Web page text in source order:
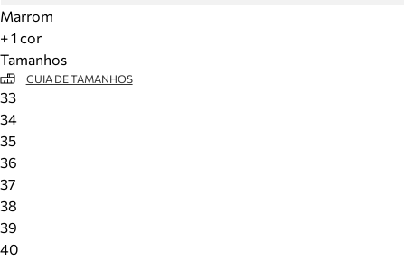
Marrom
+ 1 cor
Tamanhos
GUIA DE TAMANHOS
33
34
35
36
37
38
39
40